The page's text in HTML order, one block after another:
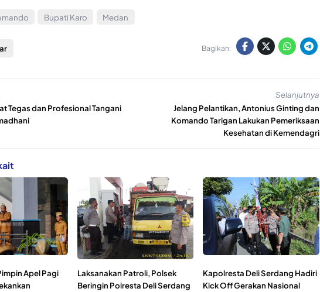
Bupati Karo Medan
Bagikan:
Tegas dan Profesional Tangani
Selanjutnya
Jelang Pelantikan, Antonius Ginting dan
Komando Tarigan Lakukan Pemeriksaan
Kesehatan di Kemendagri
Apel Pagi
Laksanakan Patroli, Polsek
Beringin Polresta Deli Serdang
Kapolresta Deli Serdang Hadiri
Kick Off Gerakan Nasional